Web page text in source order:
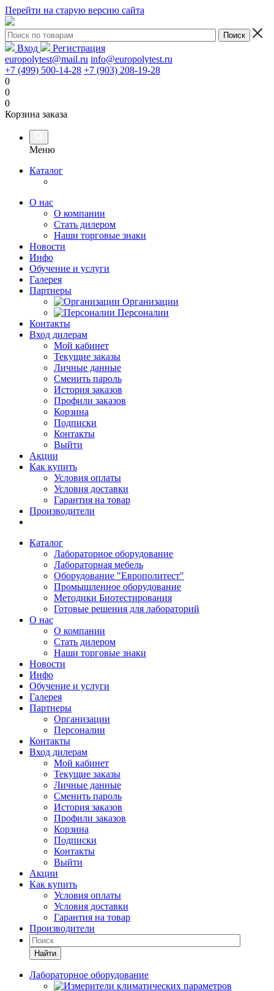
Перейти на старую версию сайта
Вход
Регистрация
europolytest@mail.ru info@europolytest.ru
+7 (499) 500-14-28 +7 (903) 208-19-28
0
0
0
Корзина заказа
Меню
Каталог
О нас
О компании
Стать дилером
Наши торговые знаки
Новости
Инфо
Обучение и услуги
Галерея
Партнеры
Организации
Персоналии
Контакты
Вход дилерам
Мой кабинет
Текущие заказы
Личные данные
Сменить пароль
История заказов
Профили заказов
Корзина
Подписки
Контакты
Выйти
Акции
Как купить
Условия оплаты
Условия доставки
Гарантия на товар
Производители
Каталог
Лабораторное оборудование
Лабораторная мебель
Оборудование "Европолитест"
Промышленное оборудование
Методики Биотестирования
Готовые решения для лабораторий
О нас
О компании
Стать дилером
Наши торговые знаки
Новости
Инфо
Обучение и услуги
Галерея
Партнеры
Организации
Персоналии
Контакты
Вход дилерам
Мой кабинет
Текущие заказы
Личные данные
Сменить пароль
История заказов
Профили заказов
Корзина
Подписки
Контакты
Выйти
Акции
Как купить
Условия оплаты
Условия доставки
Гарантия на товар
Производители
Найти
Лабораторное оборудование